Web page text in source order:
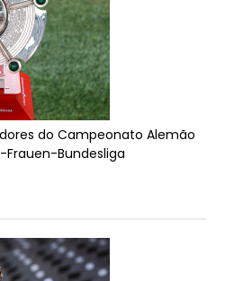
do Campeonato Alemão
Frauen-Bundesliga